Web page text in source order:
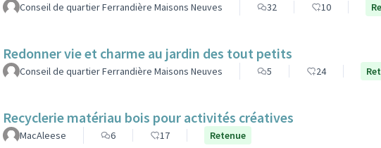
Conseil de quartier Ferrandière Maisons Neuves 32 10
Redonner vie et charme au jardin des tout petits
Conseil de quartier Ferrandière Maisons Neuves 5 24
Recyclerie matériau bois pour activités créatives
MacAleese 6 17 Retenue